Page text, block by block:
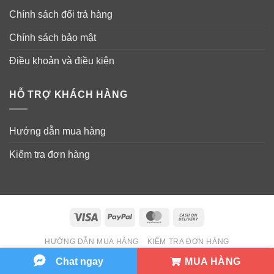
Chính sách đổi trả hàng
Chính sách bảo mật
Điều khoản và điều kiện
HỖ TRỢ KHÁCH HÀNG
Hướng dẫn mua hàng
Kiểm tra đơn hàng
Visa PayPal MasterCard
Delivery
HƯỚNG DẪN MUA HÀNG KIỂM TRA ĐƠN HÀNG
Copyright 2026 © Wowmart VN
Chat ngay MUA HÀNG